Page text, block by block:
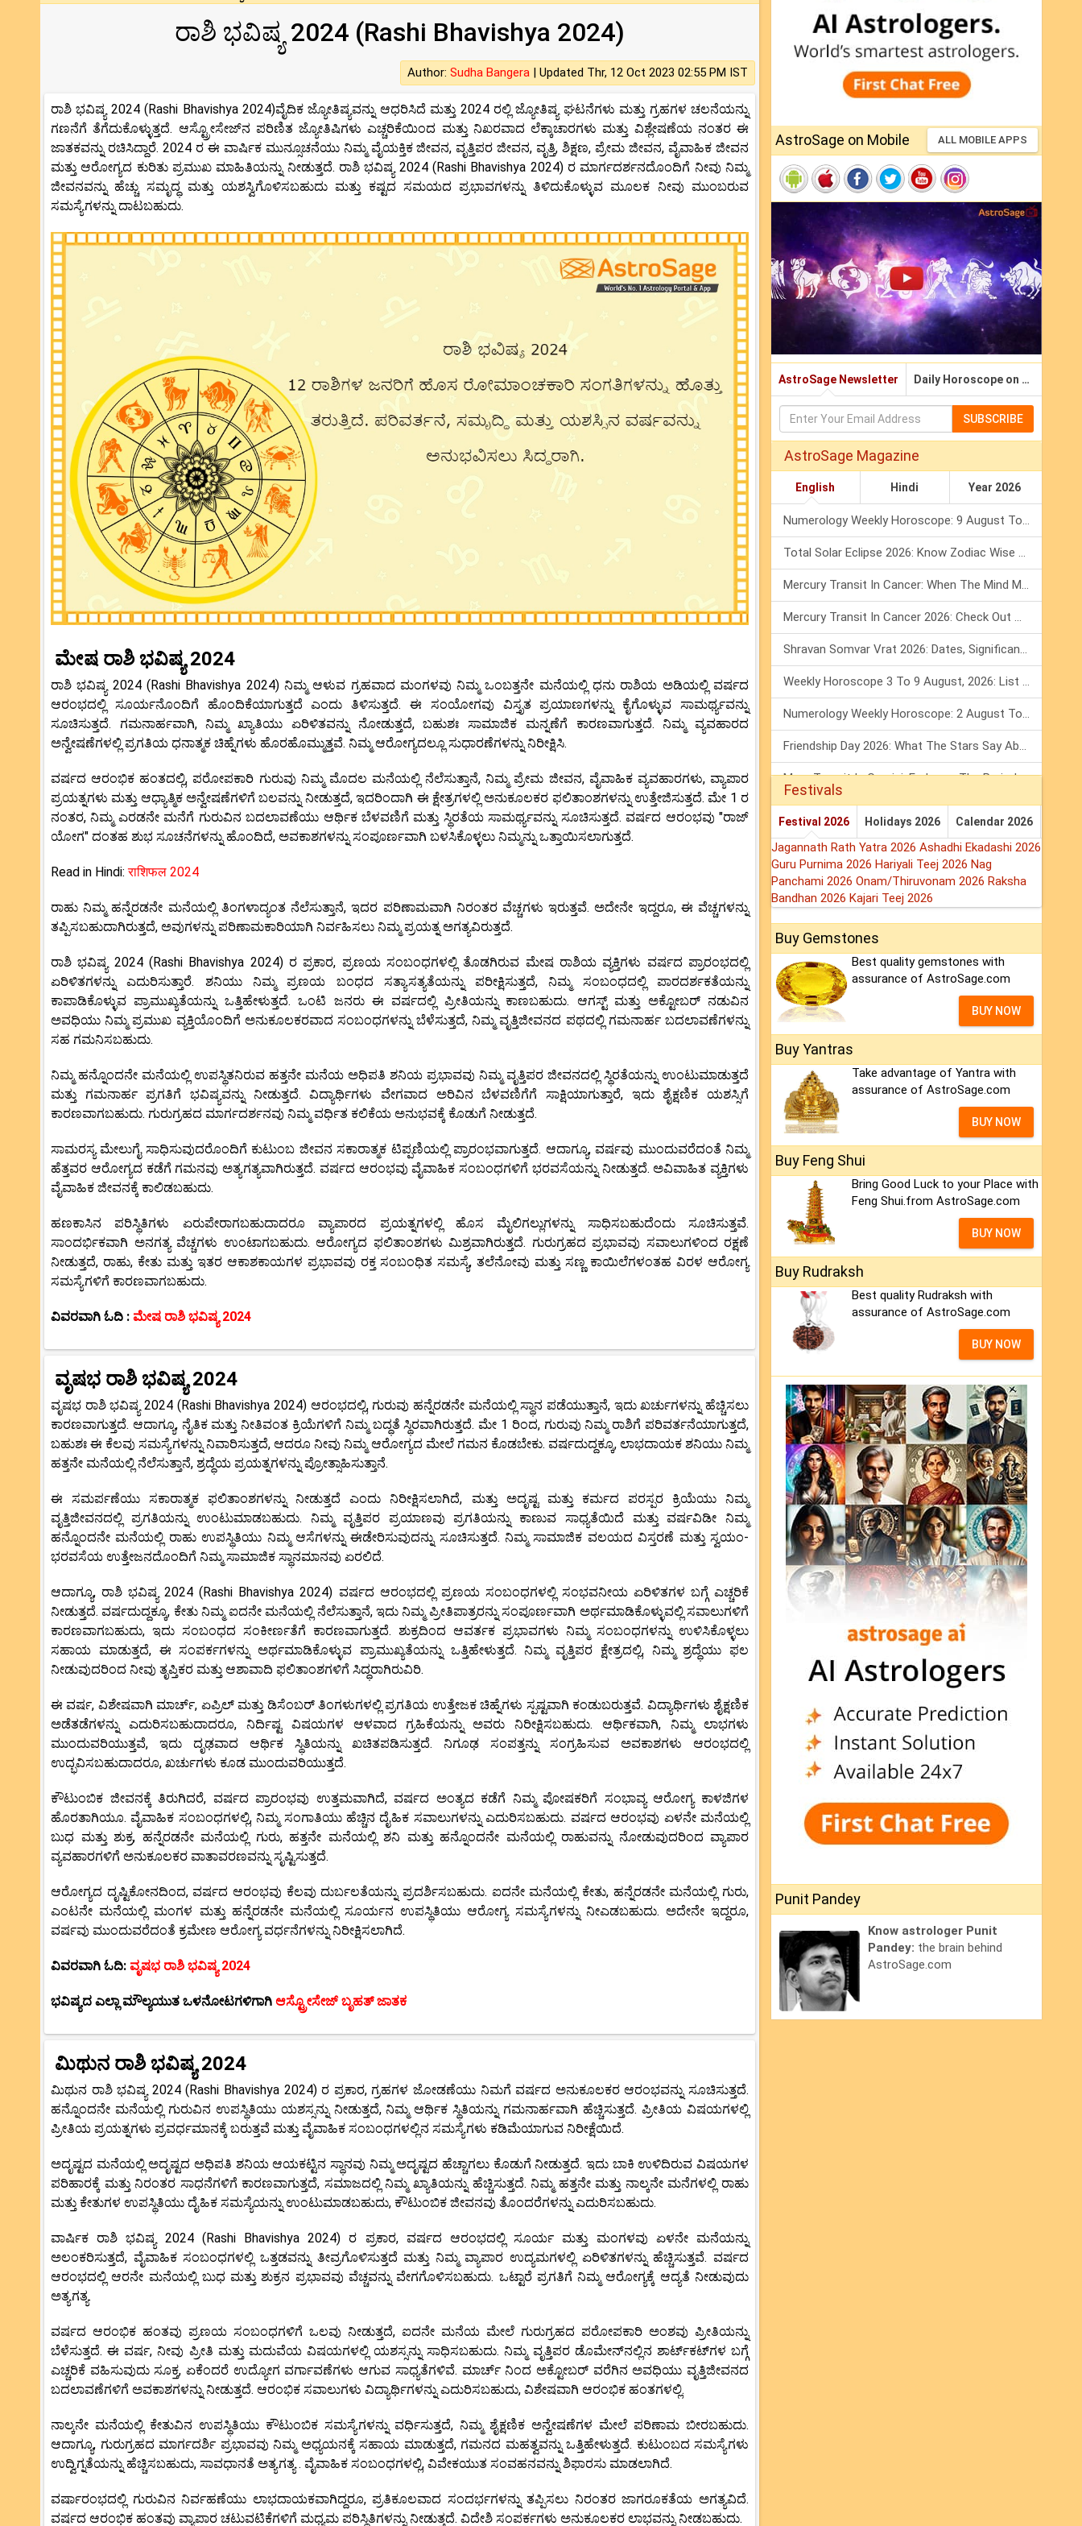
ರಾಶಿ ಭವಿಷ್ಯ 2024 (Rashi Bhavishya 2024)
Author: Sudha Bangera | Updated Thr, 12 Oct 2023 02:55 PM IST
ರಾಶಿ ಭವಿಷ್ಯ 2024 (Rashi Bhavishya 2024)ವೈದಿಕ ಜ್ಯೋತಿಷ್ಯವನ್ನು ಆಧರಿಸಿದೆ ಮತ್ತು 2024 ರಲ್ಲಿ ಜ್ಯೋತಿಷ್ಯ ಘಟನೆಗಳು ಮತ್ತು ಗ್ರಹಗಳ ಚಲನೆಯನ್ನು
ಗಣನೆಗೆ ತೆಗೆದುಕೊಳ್ಳುತ್ತದೆ. ಆಸ್ಟ್ರೋಸೇಜ್‌ನ ಪರಿಣಿತ ಜ್ಯೋತಿಷಿಗಳು ಎಚ್ಚರಿಕೆಯಿಂದ ಮತ್ತು ನಿಖರವಾದ ಲೆಕ್ಕಾಚಾರಗಳು ಮತ್ತು ವಿಶ್ಲೇಷಣೆಯ ನಂತರ ಈ
ಜಾತಕವನ್ನು ರಚಿಸಿದ್ದಾರೆ. 2024 ರ ಈ ವಾರ್ಷಿಕ ಮುನ್ಸೂಚನೆಯು ನಿಮ್ಮ ವೈಯಕ್ತಿಕ ಜೀವನ, ವೃತ್ತಿಪರ ಜೀವನ, ವೃತ್ತಿ, ಶಿಕ್ಷಣ, ಪ್ರೇಮ ಜೀವನ, ವೈವಾಹಿಕ ಜೀವನ
ಮತ್ತು ಆರೋಗ್ಯದ ಕುರಿತು ಪ್ರಮುಖ ಮಾಹಿತಿಯನ್ನು ನೀಡುತ್ತದೆ. ರಾಶಿ ಭವಿಷ್ಯ 2024 (Rashi Bhavishya 2024) ರ ಮಾರ್ಗದರ್ಶನದೊಂದಿಗೆ ನೀವು ನಿಮ್ಮ
ಜೀವನವನ್ನು ಹೆಚ್ಚು ಸಮೃದ್ಧ ಮತ್ತು ಯಶಸ್ವಿಗೊಳಿಸಬಹುದು ಮತ್ತು ಕಷ್ಟದ ಸಮಯದ ಪ್ರಭಾವಗಳನ್ನು ತಿಳಿದುಕೊಳ್ಳುವ ಮೂಲಕ ನೀವು ಮುಂಬರುವ
ಸಮಸ್ಯೆಗಳನ್ನು ದಾಟಬಹುದು.
ಮೇಷ ರಾಶಿ ಭವಿಷ್ಯ 2024
ರಾಶಿ ಭವಿಷ್ಯ 2024 (Rashi Bhavishya 2024) ನಿಮ್ಮ ಆಳುವ ಗ್ರಹವಾದ ಮಂಗಳವು ನಿಮ್ಮ ಒಂಬತ್ತನೇ ಮನೆಯಲ್ಲಿ ಧನು ರಾಶಿಯ ಅಡಿಯಲ್ಲಿ ವರ್ಷದ
ಆರಂಭದಲ್ಲಿ ಸೂರ್ಯನೊಂದಿಗೆ ಹೊಂದಿಕೆಯಾಗುತ್ತದೆ ಎಂದು ತಿಳಿಸುತ್ತದೆ. ಈ ಸಂಯೋಗವು ವಿಸ್ತೃತ ಪ್ರಯಾಣಗಳನ್ನು ಕೈಗೊಳ್ಳುವ ಸಾಮರ್ಥ್ಯವನ್ನು
ಸೂಚಿಸುತ್ತದೆ. ಗಮನಾರ್ಹವಾಗಿ, ನಿಮ್ಮ ಖ್ಯಾತಿಯು ಏರಿಳಿತವನ್ನು ನೋಡುತ್ತದೆ, ಬಹುಶಃ ಸಾಮಾಜಿಕ ಮನ್ನಣೆಗೆ ಕಾರಣವಾಗುತ್ತದೆ. ನಿಮ್ಮ ವ್ಯವಹಾರದ
ಅನ್ವೇಷಣೆಗಳಲ್ಲಿ ಪ್ರಗತಿಯ ಧನಾತ್ಮಕ ಚಿಹ್ನೆಗಳು ಹೊರಹೊಮ್ಮುತ್ತವೆ. ನಿಮ್ಮ ಆರೋಗ್ಯದಲ್ಲೂ ಸುಧಾರಣೆಗಳನ್ನು ನಿರೀಕ್ಷಿಸಿ.
ವರ್ಷದ ಆರಂಭಿಕ ಹಂತದಲ್ಲಿ, ಪರೋಪಕಾರಿ ಗುರುವು ನಿಮ್ಮ ಮೊದಲ ಮನೆಯಲ್ಲಿ ನೆಲೆಸುತ್ತಾನೆ, ನಿಮ್ಮ ಪ್ರೇಮ ಜೀವನ, ವೈವಾಹಿಕ ವ್ಯವಹಾರಗಳು, ವ್ಯಾಪಾರ
ಪ್ರಯತ್ನಗಳು ಮತ್ತು ಆಧ್ಯಾತ್ಮಿಕ ಅನ್ವೇಷಣೆಗಳಿಗೆ ಬಲವನ್ನು ನೀಡುತ್ತದೆ, ಇದರಿಂದಾಗಿ ಈ ಕ್ಷೇತ್ರಗಳಲ್ಲಿ ಅನುಕೂಲಕರ ಫಲಿತಾಂಶಗಳನ್ನು ಉತ್ತೇಜಿಸುತ್ತದೆ. ಮೇ 1 ರ
ನಂತರ, ನಿಮ್ಮ ಎರಡನೇ ಮನೆಗೆ ಗುರುವಿನ ಬದಲಾವಣೆಯು ಆರ್ಥಿಕ ಬೆಳವಣಿಗೆ ಮತ್ತು ಸ್ಥಿರತೆಯ ಸಾಮರ್ಥ್ಯವನ್ನು ಸೂಚಿಸುತ್ತದೆ. ವರ್ಷದ ಆರಂಭವು "ರಾಜ್
ಯೋಗ" ದಂತಹ ಶುಭ ಸೂಚನೆಗಳನ್ನು ಹೊಂದಿದೆ, ಅವಕಾಶಗಳನ್ನು ಸಂಪೂರ್ಣವಾಗಿ ಬಳಸಿಕೊಳ್ಳಲು ನಿಮ್ಮನ್ನು ಒತ್ತಾಯಿಸಲಾಗುತ್ತದೆ.
Read in Hindi:राशिफल 2024
ರಾಹು ನಿಮ್ಮ ಹನ್ನೆರಡನೇ ಮನೆಯಲ್ಲಿ ತಿಂಗಳಾದ್ಯಂತ ನೆಲೆಸುತ್ತಾನೆ, ಇದರ ಪರಿಣಾಮವಾಗಿ ನಿರಂತರ ವೆಚ್ಚಗಳು ಇರುತ್ತವೆ. ಅದೇನೇ ಇದ್ದರೂ, ಈ ವೆಚ್ಚಗಳನ್ನು
ತಪ್ಪಿಸಬಹುದಾಗಿರುತ್ತದೆ, ಅವುಗಳನ್ನು ಪರಿಣಾಮಕಾರಿಯಾಗಿ ನಿರ್ವಹಿಸಲು ನಿಮ್ಮ ಪ್ರಯತ್ನ ಅಗತ್ಯವಿರುತ್ತದೆ.
ರಾಶಿ ಭವಿಷ್ಯ 2024 (Rashi Bhavishya 2024) ರ ಪ್ರಕಾರ, ಪ್ರಣಯ ಸಂಬಂಧಗಳಲ್ಲಿ ತೊಡಗಿರುವ ಮೇಷ ರಾಶಿಯ ವ್ಯಕ್ತಿಗಳು ವರ್ಷದ ಪ್ರಾರಂಭದಲ್ಲಿ
ಏರಿಳಿತಗಳನ್ನು ಎದುರಿಸುತ್ತಾರೆ. ಶನಿಯು ನಿಮ್ಮ ಪ್ರಣಯ ಬಂಧದ ಸತ್ಯಾಸತ್ಯತೆಯನ್ನು ಪರೀಕ್ಷಿಸುತ್ತದೆ, ನಿಮ್ಮ ಸಂಬಂಧದಲ್ಲಿ ಪಾರದರ್ಶಕತೆಯನ್ನು
ಕಾಪಾಡಿಕೊಳ್ಳುವ ಪ್ರಾಮುಖ್ಯತೆಯನ್ನು ಒತ್ತಿಹೇಳುತ್ತದೆ. ಒಂಟಿ ಜನರು ಈ ವರ್ಷದಲ್ಲಿ ಪ್ರೀತಿಯನ್ನು ಕಾಣಬಹುದು. ಆಗಸ್ಟ್ ಮತ್ತು ಅಕ್ಟೋಬರ್ ನಡುವಿನ
ಅವಧಿಯು ನಿಮ್ಮ ಪ್ರಮುಖ ವ್ಯಕ್ತಿಯೊಂದಿಗೆ ಅನುಕೂಲಕರವಾದ ಸಂಬಂಧಗಳನ್ನು ಬೆಳೆಸುತ್ತದೆ, ನಿಮ್ಮ ವೃತ್ತಿಜೀವನದ ಪಥದಲ್ಲಿ ಗಮನಾರ್ಹ ಬದಲಾವಣೆಗಳನ್ನು
ಸಹ ಗಮನಿಸಬಹುದು.
ನಿಮ್ಮ ಹನ್ನೊಂದನೇ ಮನೆಯಲ್ಲಿ ಉಪಸ್ಥಿತನಿರುವ ಹತ್ತನೇ ಮನೆಯ ಅಧಿಪತಿ ಶನಿಯ ಪ್ರಭಾವವು ನಿಮ್ಮ ವೃತ್ತಿಪರ ಜೀವನದಲ್ಲಿ ಸ್ಥಿರತೆಯನ್ನು ಉಂಟುಮಾಡುತ್ತದೆ
ಮತ್ತು ಗಮನಾರ್ಹ ಪ್ರಗತಿಗೆ ಭವಿಷ್ಯವನ್ನು ನೀಡುತ್ತದೆ. ವಿದ್ಯಾರ್ಥಿಗಳು ವೇಗವಾದ ಅರಿವಿನ ಬೆಳವಣಿಗೆಗೆ ಸಾಕ್ಷಿಯಾಗುತ್ತಾರೆ, ಇದು ಶೈಕ್ಷಣಿಕ ಯಶಸ್ಸಿಗೆ
ಕಾರಣವಾಗಬಹುದು. ಗುರುಗ್ರಹದ ಮಾರ್ಗದರ್ಶನವು ನಿಮ್ಮ ವರ್ಧಿತ ಕಲಿಕೆಯ ಅನುಭವಕ್ಕೆ ಕೊಡುಗೆ ನೀಡುತ್ತದೆ.
ಸಾಮರಸ್ಯ ಮೇಲುಗೈ ಸಾಧಿಸುವುದರೊಂದಿಗೆ ಕುಟುಂಬ ಜೀವನ ಸಕಾರಾತ್ಮಕ ಟಿಪ್ಪಣಿಯಲ್ಲಿ ಪ್ರಾರಂಭವಾಗುತ್ತದೆ. ಆದಾಗ್ಯೂ, ವರ್ಷವು ಮುಂದುವರೆದಂತೆ ನಿಮ್ಮ
ಹೆತ್ತವರ ಆರೋಗ್ಯದ ಕಡೆಗೆ ಗಮನವು ಅತ್ಯಗತ್ಯವಾಗಿರುತ್ತದೆ. ವರ್ಷದ ಆರಂಭವು ವೈವಾಹಿಕ ಸಂಬಂಧಗಳಿಗೆ ಭರವಸೆಯನ್ನು ನೀಡುತ್ತದೆ. ಅವಿವಾಹಿತ ವ್ಯಕ್ತಿಗಳು
ವೈವಾಹಿಕ ಜೀವನಕ್ಕೆ ಕಾಲಿಡಬಹುದು.
ಹಣಕಾಸಿನ ಪರಿಸ್ಥಿತಿಗಳು ಏರುಪೇರಾಗಬಹುದಾದರೂ ವ್ಯಾಪಾರದ ಪ್ರಯತ್ನಗಳಲ್ಲಿ ಹೊಸ ಮೈಲಿಗಲ್ಲುಗಳನ್ನು ಸಾಧಿಸಬಹುದೆಂದು ಸೂಚಿಸುತ್ತವೆ.
ಸಾಂದರ್ಭಿಕವಾಗಿ ಅನಗತ್ಯ ವೆಚ್ಚಗಳು ಉಂಟಾಗಬಹುದು. ಆರೋಗ್ಯದ ಫಲಿತಾಂಶಗಳು ಮಿಶ್ರವಾಗಿರುತ್ತದೆ. ಗುರುಗ್ರಹದ ಪ್ರಭಾವವು ಸವಾಲುಗಳಿಂದ ರಕ್ಷಣೆ
ನೀಡುತ್ತದೆ, ರಾಹು, ಕೇತು ಮತ್ತು ಇತರ ಆಕಾಶಕಾಯಗಳ ಪ್ರಭಾವವು ರಕ್ತ ಸಂಬಂಧಿತ ಸಮಸ್ಯೆ, ತಲೆನೋವು ಮತ್ತು ಸಣ್ಣ ಕಾಯಿಲೆಗಳಂತಹ ವಿರಳ ಆರೋಗ್ಯ
ಸಮಸ್ಯೆಗಳಿಗೆ ಕಾರಣವಾಗಬಹುದು.
ವಿವರವಾಗಿ ಓದಿ : ಮೇಷ ರಾಶಿ ಭವಿಷ್ಯ 2024
ವೃಷಭ ರಾಶಿ ಭವಿಷ್ಯ2024
ವೃಷಭ ರಾಶಿ ಭವಿಷ್ಯ 2024 (Rashi Bhavishya 2024) ಆರಂಭದಲ್ಲಿ, ಗುರುವು ಹನ್ನೆರಡನೇ ಮನೆಯಲ್ಲಿ ಸ್ಥಾನ ಪಡೆಯುತ್ತಾನೆ, ಇದು ಖರ್ಚುಗಳನ್ನು ಹೆಚ್ಚಿಸಲು
ಕಾರಣವಾಗುತ್ತದೆ. ಆದಾಗ್ಯೂ, ನೈತಿಕ ಮತ್ತು ನೀತಿವಂತ ಕ್ರಿಯೆಗಳಿಗೆ ನಿಮ್ಮ ಬದ್ಧತೆ ಸ್ಥಿರವಾಗಿರುತ್ತದೆ. ಮೇ 1 ರಿಂದ, ಗುರುವು ನಿಮ್ಮ ರಾಶಿಗೆ ಪರಿವರ್ತನೆಯಾಗುತ್ತದೆ,
ಬಹುಶಃ ಈ ಕೆಲವು ಸಮಸ್ಯೆಗಳನ್ನು ನಿವಾರಿಸುತ್ತದೆ, ಆದರೂ ನೀವು ನಿಮ್ಮ ಆರೋಗ್ಯದ ಮೇಲೆ ಗಮನ ಕೊಡಬೇಕು. ವರ್ಷದುದ್ದಕ್ಕೂ, ಲಾಭದಾಯಕ ಶನಿಯು ನಿಮ್ಮ
ಹತ್ತನೇ ಮನೆಯಲ್ಲಿ ನೆಲೆಸುತ್ತಾನೆ, ಶ್ರದ್ಧೆಯ ಪ್ರಯತ್ನಗಳನ್ನು ಪ್ರೋತ್ಸಾಹಿಸುತ್ತಾನೆ.
ಈ ಸಮರ್ಪಣೆಯು ಸಕಾರಾತ್ಮಕ ಫಲಿತಾಂಶಗಳನ್ನು ನೀಡುತ್ತದೆ ಎಂದು ನಿರೀಕ್ಷಿಸಲಾಗಿದೆ, ಮತ್ತು ಅದೃಷ್ಟ ಮತ್ತು ಕರ್ಮದ ಪರಸ್ಪರ ಕ್ರಿಯೆಯು ನಿಮ್ಮ
ವೃತ್ತಿಜೀವನದಲ್ಲಿ ಪ್ರಗತಿಯನ್ನು ಉಂಟುಮಾಡಬಹುದು. ನಿಮ್ಮ ವೃತ್ತಿಪರ ಪ್ರಯಾಣವು ಪ್ರಗತಿಯನ್ನು ಕಾಣುವ ಸಾಧ್ಯತೆಯಿದೆ ಮತ್ತು ವರ್ಷವಿಡೀ ನಿಮ್ಮ
ಹನ್ನೊಂದನೇ ಮನೆಯಲ್ಲಿ ರಾಹು ಉಪಸ್ಥಿತಿಯು ನಿಮ್ಮ ಆಸೆಗಳನ್ನು ಈಡೇರಿಸುವುದನ್ನು ಸೂಚಿಸುತ್ತದೆ. ನಿಮ್ಮ ಸಾಮಾಜಿಕ ವಲಯದ ವಿಸ್ತರಣೆ ಮತ್ತು ಸ್ವಯಂ-
ಭರವಸೆಯ ಉತ್ತೇಜನದೊಂದಿಗೆ ನಿಮ್ಮ ಸಾಮಾಜಿಕ ಸ್ಥಾನಮಾನವು ಏರಲಿದೆ.
ಆದಾಗ್ಯೂ, ರಾಶಿ ಭವಿಷ್ಯ 2024 (Rashi Bhavishya 2024) ವರ್ಷದ ಆರಂಭದಲ್ಲಿ ಪ್ರಣಯ ಸಂಬಂಧಗಳಲ್ಲಿ ಸಂಭವನೀಯ ಏರಿಳಿತಗಳ ಬಗ್ಗೆ ಎಚ್ಚರಿಕೆ
ನೀಡುತ್ತದೆ. ವರ್ಷದುದ್ದಕ್ಕೂ, ಕೇತು ನಿಮ್ಮ ಐದನೇ ಮನೆಯಲ್ಲಿ ನೆಲೆಸುತ್ತಾನೆ, ಇದು ನಿಮ್ಮ ಪ್ರೀತಿಪಾತ್ರರನ್ನು ಸಂಪೂರ್ಣವಾಗಿ ಅರ್ಥಮಾಡಿಕೊಳ್ಳುವಲ್ಲಿ ಸವಾಲುಗಳಿಗೆ
ಕಾರಣವಾಗಬಹುದು, ಇದು ಸಂಬಂಧದ ಸಂಕೀರ್ಣತೆಗೆ ಕಾರಣವಾಗುತ್ತದೆ. ಶುಕ್ರದಿಂದ ಆವರ್ತಕ ಪ್ರಭಾವಗಳು ನಿಮ್ಮ ಸಂಬಂಧಗಳನ್ನು ಉಳಿಸಿಕೊಳ್ಳಲು
ಸಹಾಯ ಮಾಡುತ್ತದೆ, ಈ ಸಂಪರ್ಕಗಳನ್ನು ಅರ್ಥಮಾಡಿಕೊಳ್ಳುವ ಪ್ರಾಮುಖ್ಯತೆಯನ್ನು ಒತ್ತಿಹೇಳುತ್ತದೆ. ನಿಮ್ಮ ವೃತ್ತಿಪರ ಕ್ಷೇತ್ರದಲ್ಲಿ, ನಿಮ್ಮ ಶ್ರದ್ಧೆಯು ಫಲ
ನೀಡುವುದರಿಂದ ನೀವು ತೃಪ್ತಿಕರ ಮತ್ತು ಆಶಾವಾದಿ ಫಲಿತಾಂಶಗಳಿಗೆ ಸಿದ್ಧರಾಗಿರುವಿರಿ.
ಈ ವರ್ಷ, ವಿಶೇಷವಾಗಿ ಮಾರ್ಚ್, ಏಪ್ರಿಲ್ ಮತ್ತು ಡಿಸೆಂಬರ್ ತಿಂಗಳುಗಳಲ್ಲಿ ಪ್ರಗತಿಯ ಉತ್ತೇಜಕ ಚಿಹ್ನೆಗಳು ಸ್ಪಷ್ಟವಾಗಿ ಕಂಡುಬರುತ್ತವೆ. ವಿದ್ಯಾರ್ಥಿಗಳು ಶೈಕ್ಷಣಿಕ
ಅಡೆತಡೆಗಳನ್ನು ಎದುರಿಸಬಹುದಾದರೂ, ನಿರ್ದಿಷ್ಟ ವಿಷಯಗಳ ಆಳವಾದ ಗ್ರಹಿಕೆಯನ್ನು ಅವರು ನಿರೀಕ್ಷಿಸಬಹುದು. ಆರ್ಥಿಕವಾಗಿ, ನಿಮ್ಮ ಲಾಭಗಳು
ಮುಂದುವರಿಯುತ್ತವೆ, ಇದು ದೃಢವಾದ ಆರ್ಥಿಕ ಸ್ಥಿತಿಯನ್ನು ಖಚಿತಪಡಿಸುತ್ತದೆ. ನಿಗೂಢ ಸಂಪತ್ತನ್ನು ಸಂಗ್ರಹಿಸುವ ಅವಕಾಶಗಳು ಆರಂಭದಲ್ಲಿ
ಉದ್ಭವಿಸಬಹುದಾದರೂ, ಖರ್ಚುಗಳು ಕೂಡ ಮುಂದುವರಿಯುತ್ತದೆ.
ಕೌಟುಂಬಿಕ ಜೀವನಕ್ಕೆ ತಿರುಗಿದರೆ, ವರ್ಷದ ಪ್ರಾರಂಭವು ಉತ್ತಮವಾಗಿದೆ, ವರ್ಷದ ಅಂತ್ಯದ ಕಡೆಗೆ ನಿಮ್ಮ ಪೋಷಕರಿಗೆ ಸಂಭಾವ್ಯ ಆರೋಗ್ಯ ಕಾಳಜಿಗಳ
ಹೊರತಾಗಿಯೂ. ವೈವಾಹಿಕ ಸಂಬಂಧಗಳಲ್ಲಿ, ನಿಮ್ಮ ಸಂಗಾತಿಯು ಹೆಚ್ಚಿನ ದೈಹಿಕ ಸವಾಲುಗಳನ್ನು ಎದುರಿಸಬಹುದು. ವರ್ಷದ ಆರಂಭವು ಏಳನೇ ಮನೆಯಲ್ಲಿ
ಬುಧ ಮತ್ತು ಶುಕ್ರ, ಹನ್ನೆರಡನೇ ಮನೆಯಲ್ಲಿ ಗುರು, ಹತ್ತನೇ ಮನೆಯಲ್ಲಿ ಶನಿ ಮತ್ತು ಹನ್ನೊಂದನೇ ಮನೆಯಲ್ಲಿ ರಾಹುವನ್ನು ನೋಡುವುದರಿಂದ ವ್ಯಾಪಾರ
ವ್ಯವಹಾರಗಳಿಗೆ ಅನುಕೂಲಕರ ವಾತಾವರಣವನ್ನು ಸೃಷ್ಟಿಸುತ್ತದೆ.
ಆರೋಗ್ಯದ ದೃಷ್ಟಿಕೋನದಿಂದ, ವರ್ಷದ ಆರಂಭವು ಕೆಲವು ದುರ್ಬಲತೆಯನ್ನು ಪ್ರದರ್ಶಿಸಬಹುದು. ಐದನೇ ಮನೆಯಲ್ಲಿ ಕೇತು, ಹನ್ನೆರಡನೇ ಮನೆಯಲ್ಲಿ ಗುರು,
ಎಂಟನೇ ಮನೆಯಲ್ಲಿ ಮಂಗಳ ಮತ್ತು ಹನ್ನೆರಡನೇ ಮನೆಯಲ್ಲಿ ಸೂರ್ಯನ ಉಪಸ್ಥಿತಿಯು ಆರೋಗ್ಯ ಸಮಸ್ಯೆಗಳನ್ನು ನೀಎಡಬಹುದು. ಅದೇನೇ ಇದ್ದರೂ,
ವರ್ಷವು ಮುಂದುವರೆದಂತೆ ಕ್ರಮೇಣ ಆರೋಗ್ಯ ವರ್ಧನೆಗಳನ್ನು ನಿರೀಕ್ಷಿಸಲಾಗಿದೆ.
ವಿವರವಾಗಿ ಓದಿ: ವೃಷಭ ರಾಶಿ ಭವಿಷ್ಯ 2024
ಭವಿಷ್ಯದ ಎಲ್ಲಾ ಮೌಲ್ಯಯುತ ಒಳನೋಟಗಳಿಗಾಗಿ ಆಸ್ಟ್ರೋಸೇಜ್ ಬೃಹತ್ ಜಾತಕ
ಮಿಥುನ ರಾಶಿ ಭವಿಷ್ಯ 2024
ಮಿಥುನ ರಾಶಿ ಭವಿಷ್ಯ 2024 (Rashi Bhavishya 2024) ರ ಪ್ರಕಾರ, ಗ್ರಹಗಳ ಜೋಡಣೆಯು ನಿಮಗೆ ವರ್ಷದ ಅನುಕೂಲಕರ ಆರಂಭವನ್ನು ಸೂಚಿಸುತ್ತದೆ.
ಹನ್ನೊಂದನೇ ಮನೆಯಲ್ಲಿ ಗುರುವಿನ ಉಪಸ್ಥಿತಿಯು ಯಶಸ್ಸನ್ನು ನೀಡುತ್ತದೆ, ನಿಮ್ಮ ಆರ್ಥಿಕ ಸ್ಥಿತಿಯನ್ನು ಗಮನಾರ್ಹವಾಗಿ ಹೆಚ್ಚಿಸುತ್ತದೆ. ಪ್ರೀತಿಯ ವಿಷಯಗಳಲ್ಲಿ
ಪ್ರೀತಿಯ ಪ್ರಯತ್ನಗಳು ಪ್ರವರ್ಧಮಾನಕ್ಕೆ ಬರುತ್ತವೆ ಮತ್ತು ವೈವಾಹಿಕ ಸಂಬಂಧಗಳಲ್ಲಿನ ಸಮಸ್ಯೆಗಳು ಕಡಿಮೆಯಾಗುವ ನಿರೀಕ್ಷೆಯಿದೆ.
ಅದೃಷ್ಟದ ಮನೆಯಲ್ಲಿ ಅದೃಷ್ಟದ ಅಧಿಪತಿ ಶನಿಯ ಆಯಕಟ್ಟಿನ ಸ್ಥಾನವು ನಿಮ್ಮ ಅದೃಷ್ಟದ ಹೆಚ್ಚಾಗಲು ಕೊಡುಗೆ ನೀಡುತ್ತದೆ. ಇದು ಬಾಕಿ ಉಳಿದಿರುವ ವಿಷಯಗಳ
ಪರಿಹಾರಕ್ಕೆ ಮತ್ತು ನಿರಂತರ ಸಾಧನೆಗಳಿಗೆ ಕಾರಣವಾಗುತ್ತದೆ, ಸಮಾಜದಲ್ಲಿ ನಿಮ್ಮ ಖ್ಯಾತಿಯನ್ನು ಹೆಚ್ಚಿಸುತ್ತದೆ. ನಿಮ್ಮ ಹತ್ತನೇ ಮತ್ತು ನಾಲ್ಕನೇ ಮನೆಗಳಲ್ಲಿ ರಾಹು
ಮತ್ತು ಕೇತುಗಳ ಉಪಸ್ಥಿತಿಯು ದೈಹಿಕ ಸಮಸ್ಯೆಯನ್ನು ಉಂಟುಮಾಡಬಹುದು, ಕೌಟುಂಬಿಕ ಜೀವನವು ತೊಂದರೆಗಳನ್ನು ಎದುರಿಸಬಹುದು.
ವಾರ್ಷಿಕ ರಾಶಿ ಭವಿಷ್ಯ 2024 (Rashi Bhavishya 2024) ರ ಪ್ರಕಾರ, ವರ್ಷದ ಆರಂಭದಲ್ಲಿ ಸೂರ್ಯ ಮತ್ತು ಮಂಗಳವು ಏಳನೇ ಮನೆಯನ್ನು
ಅಲಂಕರಿಸುತ್ತದೆ, ವೈವಾಹಿಕ ಸಂಬಂಧಗಳಲ್ಲಿ ಒತ್ತಡವನ್ನು ತೀವ್ರಗೊಳಿಸುತ್ತದೆ ಮತ್ತು ನಿಮ್ಮ ವ್ಯಾಪಾರ ಉದ್ಯಮಗಳಲ್ಲಿ ಏರಿಳಿತಗಳನ್ನು ಹೆಚ್ಚಿಸುತ್ತವೆ. ವರ್ಷದ
ಆರಂಭದಲ್ಲಿ ಆರನೇ ಮನೆಯಲ್ಲಿ ಬುಧ ಮತ್ತು ಶುಕ್ರನ ಪ್ರಭಾವವು ವೆಚ್ಚವನ್ನು ವೇಗಗೊಳಿಸಬಹುದು. ಒಟ್ಟಾರೆ ಪ್ರಗತಿಗೆ ನಿಮ್ಮ ಆರೋಗ್ಯಕ್ಕೆ ಆದ್ಯತೆ ನೀಡುವುದು
ಅತ್ಯಗತ್ಯ.
ವರ್ಷದ ಆರಂಭಿಕ ಹಂತವು ಪ್ರಣಯ ಸಂಬಂಧಗಳಿಗೆ ಒಲವು ನೀಡುತ್ತದೆ, ಐದನೇ ಮನೆಯ ಮೇಲೆ ಗುರುಗ್ರಹದ ಪರೋಪಕಾರಿ ಅಂಶವು ಪ್ರೀತಿಯನ್ನು
ಬೆಳೆಸುತ್ತದೆ. ಈ ವರ್ಷ, ನೀವು ಪ್ರೀತಿ ಮತ್ತು ಮದುವೆಯ ವಿಷಯಗಳಲ್ಲಿ ಯಶಸ್ಸನ್ನು ಸಾಧಿಸಬಹುದು. ನಿಮ್ಮ ವೃತ್ತಿಪರ ಡೊಮೇನ್‌ನಲ್ಲಿನ ಶಾರ್ಟ್‌ಕಟ್‌ಗಳ ಬಗ್ಗೆ
ಎಚ್ಚರಿಕೆ ವಹಿಸುವುದು ಸೂಕ್ತ, ಏಕೆಂದರೆ ಉದ್ಯೋಗ ವರ್ಗಾವಣೆಗಳು ಆಗುವ ಸಾಧ್ಯತೆಗಳಿವೆ. ಮಾರ್ಚ್ ನಿಂದ ಅಕ್ಟೋಬರ್ ವರೆಗಿನ ಅವಧಿಯು ವೃತ್ತಿಜೀವನದ
ಬದಲಾವಣೆಗಳಿಗೆ ಅವಕಾಶಗಳನ್ನು ನೀಡುತ್ತದೆ. ಆರಂಭಿಕ ಸವಾಲುಗಳು ವಿದ್ಯಾರ್ಥಿಗಳನ್ನು ಎದುರಿಸಬಹುದು, ವಿಶೇಷವಾಗಿ ಆರಂಭಿಕ ಹಂತಗಳಲ್ಲಿ.
ನಾಲ್ಕನೇ ಮನೆಯಲ್ಲಿ ಕೇತುವಿನ ಉಪಸ್ಥಿತಿಯು ಕೌಟುಂಬಿಕ ಸಮಸ್ಯೆಗಳನ್ನು ವರ್ಧಿಸುತ್ತದೆ, ನಿಮ್ಮ ಶೈಕ್ಷಣಿಕ ಅನ್ವೇಷಣೆಗಳ ಮೇಲೆ ಪರಿಣಾಮ ಬೀರಬಹುದು.
ಆದಾಗ್ಯೂ, ಗುರುಗ್ರಹದ ಮಾರ್ಗದರ್ಶಿ ಪ್ರಭಾವವು ನಿಮ್ಮ ಅಧ್ಯಯನಕ್ಕೆ ಸಹಾಯ ಮಾಡುತ್ತದೆ, ಗಮನದ ಮಹತ್ವವನ್ನು ಒತ್ತಿಹೇಳುತ್ತದೆ. ಕುಟುಂಬದ ಸಮಸ್ಯೆಗಳು
ಉದ್ವಿಗ್ನತೆಯನ್ನು ಹೆಚ್ಚಿಸಬಹುದು, ಸಾವಧಾನತೆ ಅತ್ಯಗತ್ಯ . ವೈವಾಹಿಕ ಸಂಬಂಧಗಳಲ್ಲಿ, ವಿವೇಕಯುತ ಸಂವಹನವನ್ನು ಶಿಫಾರಸು ಮಾಡಲಾಗಿದೆ.
ವರ್ಷಾರಂಭದಲ್ಲಿ ಗುರುವಿನ ನಿರ್ವಹಣೆಯು ಲಾಭದಾಯಕವಾಗಿದ್ದರೂ, ಪ್ರತಿಕೂಲವಾದ ಸಂದರ್ಭಗಳನ್ನು ತಪ್ಪಿಸಲು ನಿರಂತರ ಜಾಗರೂಕತೆಯ ಅಗತ್ಯವಿದೆ.
ವರ್ಷದ ಆರಂಭಿಕ ಹಂತವು ವ್ಯಾಪಾರ ಚಟುವಟಿಕೆಗಳಿಗೆ ಮಧ್ಯಮ ಪರಿಸ್ಥಿತಿಗಳನ್ನು ನೀಡುತ್ತದೆ. ವಿದೇಶಿ ಸಂಪರ್ಕಗಳು ಅನುಕೂಲಕರ ಲಾಭವನ್ನು ನೀಡಬಹುದು.
AstroSage on Mobile ALL MOBILE APPS
AstroSage Newsletter Daily Horoscope on Email
SUBSCRIBE
AstroSage Magazine
English Hindi Year 2026
Numerology Weekly Horoscope: 9 August To 15 August, 2026
Total Solar Eclipse 2026: Know Zodiac Wise Prediction
Mercury Transit In Cancer: When The Mind Meets The Heart!
Mercury Transit In Cancer 2026: Check Out What It Brings For You
Shravan Somvar Vrat 2026: Dates, Significance & Rituals In August
Weekly Horoscope 3 To 9 August, 2026: List Of Fasts & Festivals
Numerology Weekly Horoscope: 2 August To 8 August, 2026
Friendship Day 2026: What The Stars Say About Your Best Friend!
Mars Transit In Gemini: Embrace The Period Full Of Energy & Intelligence
Festivals
Festival 2026 Holidays 2026 Calendar 2026
Jagannath Rath Yatra 2026 Ashadhi Ekadashi 2026
Guru Purnima 2026 Hariyali Teej 2026 Nag
Panchami 2026 Onam/Thiruvonam 2026 Raksha
Bandhan 2026 Kajari Teej 2026
Buy Gemstones
Best quality gemstones with
assurance of AstroSage.com
BUY NOW
Buy Yantras
Take advantage of Yantra with
assurance of AstroSage.com
BUY NOW
Buy Feng Shui
Bring Good Luck to your Place with
Feng Shui.from AstroSage.com
BUY NOW
Buy Rudraksh
Best quality Rudraksh with
assurance of AstroSage.com
BUY NOW
Punit Pandey
Know astrologer Punit
Pandey: the brain behind
AstroSage.com